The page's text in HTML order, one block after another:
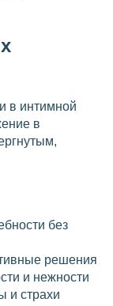
в интимной
в
без
решения
и нежности
и страхи